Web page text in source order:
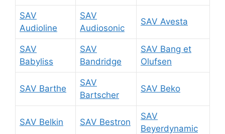
SAV
Audioline
SAV
Audiosonic
SAV Avesta
SAV
Babyliss
SAV
Bandridge
SAV Bang et
Olufsen
SAV Barthe
SAV
Bartscher
SAV Beko
SAV Belkin SAV Bestron
SAV
Beyerdynamic